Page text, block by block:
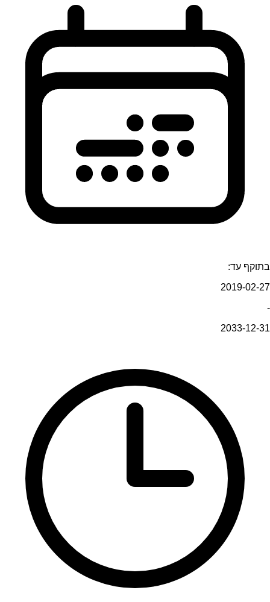
בתוקף עד:
2019-02-27
-
2033-12-31